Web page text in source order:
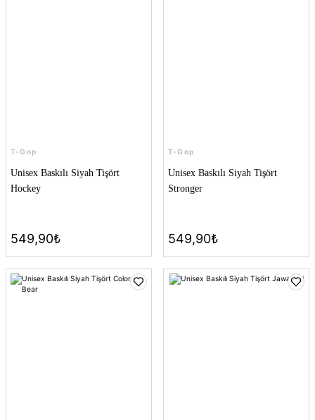
T-Gop
Unisex Baskılı Siyah Tişört
Hockey
549,90₺
T-Gop
Unisex Baskılı Siyah Tişört
Stronger
549,90₺